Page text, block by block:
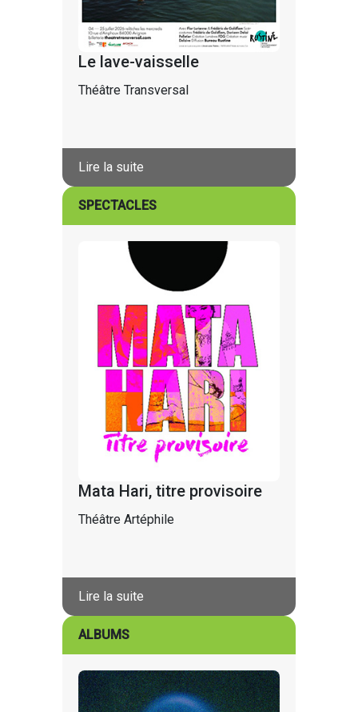
Le lave-vaisselle
Théâtre Transversal
Lire la suite
SPECTACLES
Mata Hari, titre provisoire
Théâtre Artéphile
Lire la suite
ALBUMS